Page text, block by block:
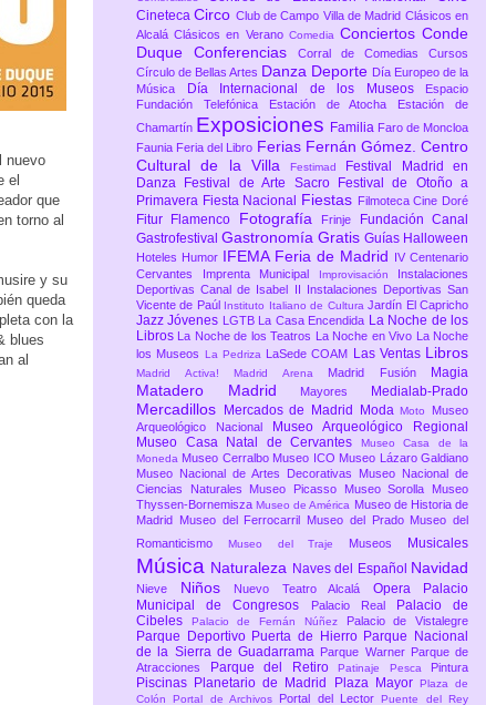
nuevo
el
que
torno al
y su
queda
con la
blues
al
CinetecaCirco Club de Campo Villa de Madrid Clásicos en
AlcaláClásicos en Verano Comedia ConciertosConde
Duque Conferencias Corral de Comedias Cursos
Círculo de Bellas Artes Danza Deporte Día Europeo de la
Música
Día Internacional de los Museos
Espacio
Fundación Telefónica
Estación de Atocha
Estación de
Chamartín Exposiciones Familia Faro de Moncloa
Faunia Feria del Libro Ferias Fernán Gómez. Centro
Cultural de la VillaFestimad
Festival Madrid en
Danza
Festival de Arte Sacro
Festival de Otoño a
Primavera Fiesta Nacional Fiestas Filmoteca Cine Doré
Fitur Flamenco Fotografía Frinje
Fundación Canal
Gastrofestival Gastronomía Gratis Guías Halloween
Hoteles Humor IFEMA Feria de Madrid
IV Centenario
Cervantes
Imprenta Municipal Improvisación
Instalaciones
Deportivas Canal de Isabel II
Instalaciones Deportivas San
Vicente de Paúl
Instituto Italiano de CulturaJardín El Capricho
JazzJóvenes LGTB La Casa Encendida La Noche de los
Libros
La Noche de los Teatros La Noche en Vivo
La Noche
los Museos
La Pedriza LaSede COAM Las Ventas Libros
Madrid Activa! Madrid Arena Madrid Fusión Magia
Matadero Madrid Mayores Medialab-Prado
Mercadillos Mercados de Madrid ModaMoto Museo
Arqueológico Nacional
Museo Arqueológico Regional
Museo Casa Natal de Cervantes
Museo Casa de la
Moneda Museo Cerralbo Museo ICO Museo Lázaro Galdiano
Museo Nacional de Artes Decorativas Museo Nacional de
Ciencias Naturales Museo Picasso Museo Sorolla Museo
Thyssen-BornemiszaMuseo de América Museo de Historia de
Madrid
Museo del Ferrocarril Museo del Prado Museo del
Romanticismo
Museo del Traje Museos Musicales
Música Naturaleza Naves del Español Navidad
Nieve Niños Nuevo Teatro Alcalá Opera
Palacio
Municipal de Congresos
Palacio Real
Palacio de
Cibeles
Palacio de Fernán Núñez Palacio de Vistalegre
Parque Deportivo Puerta de Hierro Parque Nacional
de la Sierra de Guadarrama Parque Warner Parque de
Atracciones
Parque del Retiro Patinaje Pesca Pintura
Piscinas Planetario de Madrid Plaza Mayor
Plaza de
Colón Portal de Archivos Portal del LectorPuente del Rey